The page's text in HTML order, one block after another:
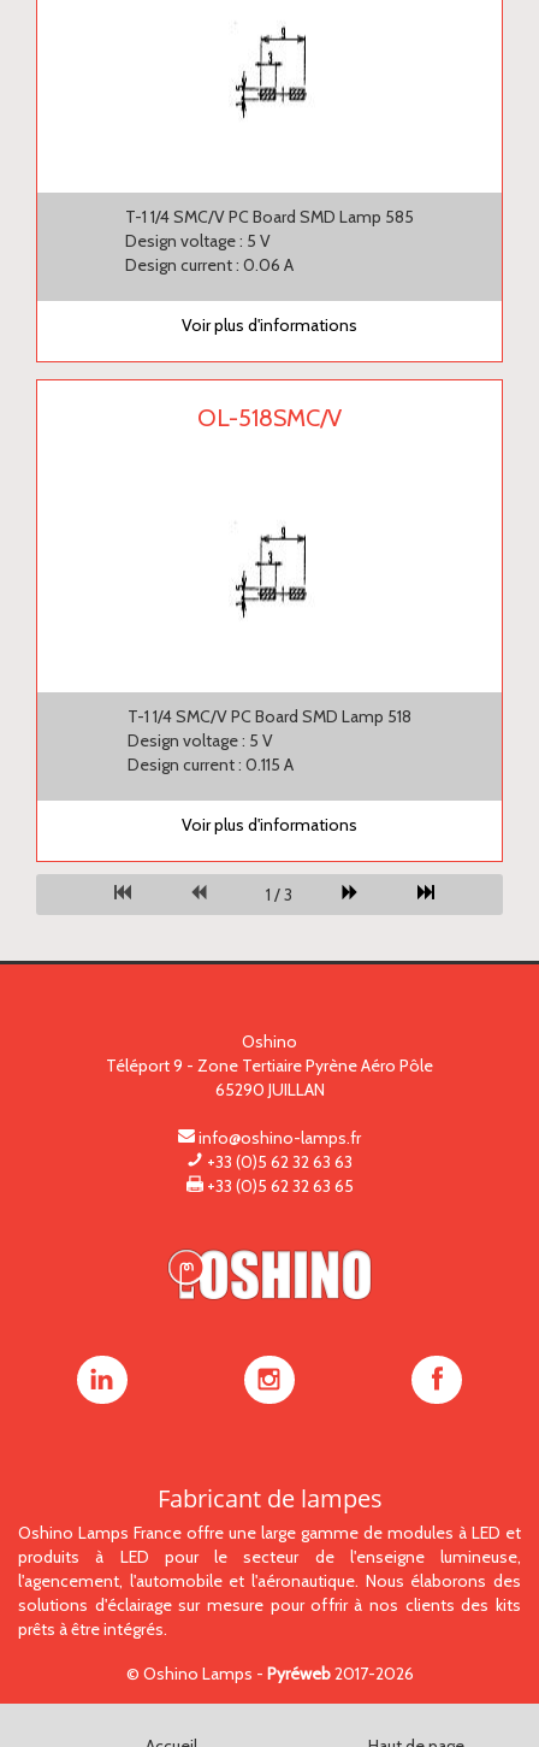
T-1 1/4 SMC/V PC Board SMD Lamp 585
Design voltage : 5 V
Design current : 0.06 A
Voir plus d'informations
OL-518SMC/V
T-1 1/4 SMC/V PC Board SMD Lamp 518
Design voltage : 5 V
Design current : 0.115 A
Voir plus d'informations
1 / 3
Oshino
Téléport 9 - Zone Tertiaire Pyrène Aéro Pôle
65290 JUILLAN
info@oshino-lamps.fr
+33 (0)5 62 32 63 63
+33 (0)5 62 32 63 65
Oshino
Oshino
Oshino
Fabricant de lampes
Oshino Lamps France offre une large gamme de modules à LED et
produits à LED pour le secteur de l'enseigne lumineuse,
l'agencement, l'automobile et l'aéronautique. Nous élaborons des
solutions d'éclairage sur mesure pour offrir à nos clients des kits
prêts à être intégrés.
© Oshino Lamps - Pyréweb2017-2026